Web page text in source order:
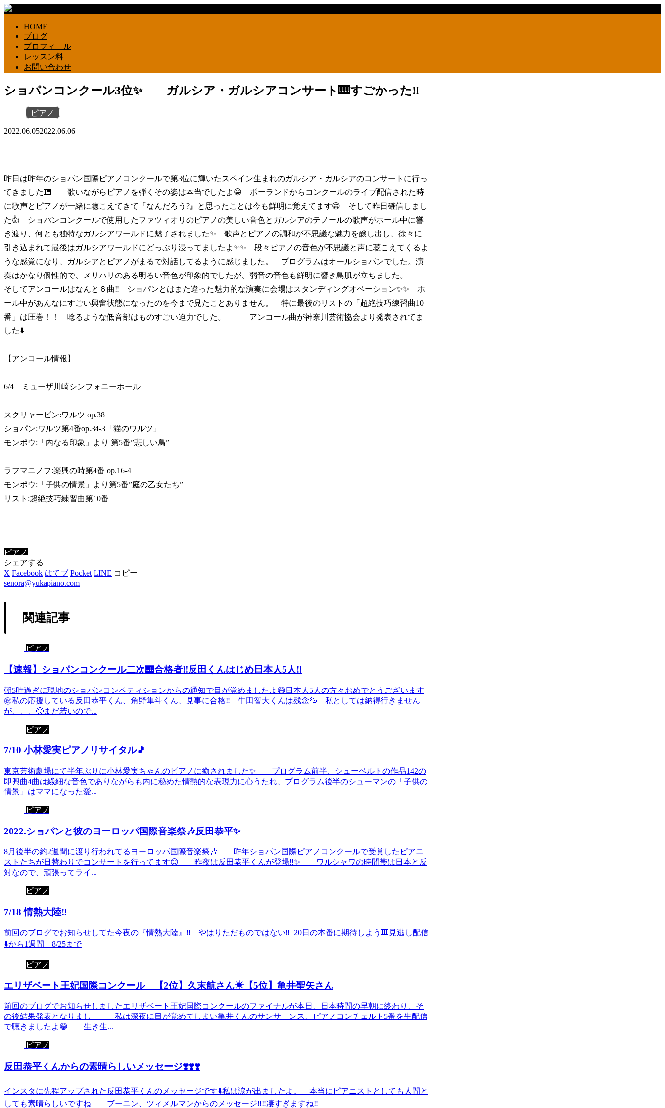
HOME
ブログ
プロフィール
レッスン料
お問い合わせ
ショパンコンクール3位✨ ガルシア・ガルシアコンサート🎹すごかった‼️
ピアノ
2022.06.052022.06.06
昨日は昨年のショパン国際ピアノコンクールで第3位に輝いたスペイン生まれのガルシア・ガルシアのコンサートに行っ
てきました🎹 歌いながらピアノを弾くその姿は本当でしたよ😁 ポーランドからコンクールのライブ配信された時
に歌声とピアノが一緒に聴こえてきて『なんだろう?』と思ったことは今も鮮明に覚えてます😁 そして昨日確信しまし
た👍 ショパンコンクールで使用したファツィオリのピアノの美しい音色とガルシアのテノールの歌声がホール中に響
き渡り、何とも独特なガルシアワールドに魅了されました✨ 歌声とピアノの調和が不思議な魅力を醸し出し、徐々に
引き込まれて最後はガルシアワールドにどっぷり浸ってましたよ✨✨ 段々ピアノの音色が不思議と声に聴こえてくるよ
うな感覚になり、ガルシアとピアノがまるで対話してるように感じました。 プログラムはオールショパンでした。演
奏はかなり個性的で、メリハリのある明るい音色が印象的でしたが、弱音の音色も鮮明に響き鳥肌が立ちました。
そしてアンコールはなんと６曲‼️ ショパンとはまた違った魅力的な演奏に会場はスタンディングオベーション✨✨ ホ
ール中があんなにすごい興奮状態になったのを今まで見たことありません。 特に最後のリストの「超絶技巧練習曲10
番」は圧巻！！ 唸るような低音部はものすごい迫力でした。 アンコール曲が神奈川芸術協会より発表されてま
した⬇️
【アンコール情報】
6/4 ミューザ川崎シンフォニーホール
スクリャービン:ワルツ op.38
ショパン:ワルツ第4番op.34-3「猫のワルツ」
モンポウ:「内なる印象」より 第5番”悲しい鳥”
ラフマニノフ:楽興の時第4番 op.16-4
モンポウ:「子供の情景」より第5番”庭の乙女たち”
リスト:超絶技巧練習曲第10番
ピアノ
シェアする
X Facebook はてブ Pocket LINE コピー
senora@yukapiano.com
関連記事
ピアノ
【速報】ショパンコンクール二次🎹合格者‼️反田くんはじめ日本人5人‼️
朝5時過ぎに現地のショパンコンペティションからの通知で目が覚めましたよ😅日本人5人の方々おめでとうございます
㊗️私の応援している反田恭平くん、角野隼斗くん、見事に合格‼️ 牛田智大くんは残念💦 私としては納得行きません
が、、、🙄まだ若いので...
ピアノ
7/10 小林愛実ピアノリサイタル🎵
東京芸術劇場にて半年ぶりに小林愛実ちゃんのピアノに癒されました✨ プログラム前半、シューベルトの作品142の
即興曲4曲は繊細な音色でありながらも内に秘めた情熱的な表現力に心うたれ、プログラム後半のシューマンの「子供の
情景」はママになった愛...
ピアノ
2022.ショパンと彼のヨーロッパ国際音楽祭🎶反田恭平✨
8月後半の約2週間に渡り行われてるヨーロッパ国際音楽祭🎶 昨年ショパン国際ピアノコンクールで受賞したピアニ
ストたちが日替わりでコンサートを行ってます😊 昨夜は反田恭平くんが登場‼️✨ ワルシャワの時間帯は日本と反
対なので、頑張ってライ...
ピアノ
7/18 情熱大陸‼️
前回のブログでお知らせしてた今夜の『情熱大陸』‼️ やはりただものではない‼️ 20日の本番に期待しよう🎹見逃し配信
⬇️から1週間 8/25まで
ピアノ
エリザベート王妃国際コンクール 【2位】久末航さん☀︎【5位】亀井聖矢さん
前回のブログでお知らせしましたエリザベート王妃国際コンクールのファイナルが本日、日本時間の早朝に終わり、そ
の後結果発表となりまし！ 私は深夜に目が覚めてしまい亀井くんのサンサーンス、ピアノコンチェルト5番を生配信
で聴きましたよ😁 生き生...
ピアノ
反田恭平くんからの素晴らしいメッセージ❣️❣️❣️
インスタに先程アップされた反田恭平くんのメッセージです⬇️私は涙が出ましたよ。 本当にピアニストとしても人間と
しても素晴らしいですね！ ブーニン、ツィメルマンからのメッセージ‼️‼️凄すぎますね‼️